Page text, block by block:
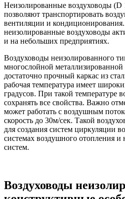
Неизолированные воздуховоды (D
позволяют транспортировать
вентиляции и
неизолированные воздуховоды
и на небольших предприятиях.
Воздуховоды неизолированного
многослойной
достаточно прочный каркас из
рабочая температура имеет
градусов. При такой температуре
сохранять все свойства. Важно
может работать с воздушным
скорость до 30м/сек. Такой
для создания систем циркуляции
системах воздушного отопления
систем.
Воздуховоды